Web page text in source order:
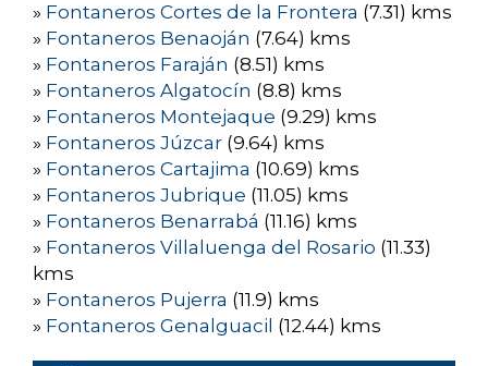
» Fontaneros Cortes de la Frontera (7.31) kms
» Fontaneros Benaoján (7.64) kms
» Fontaneros Faraján (8.51) kms
» Fontaneros Algatocín (8.8) kms
» Fontaneros Montejaque (9.29) kms
» Fontaneros Júzcar (9.64) kms
» Fontaneros Cartajima (10.69) kms
» Fontaneros Jubrique (11.05) kms
» Fontaneros Benarrabá (11.16) kms
» Fontaneros Villaluenga del Rosario (11.33)
kms
» Fontaneros Pujerra (11.9) kms
» Fontaneros Genalguacil (12.44) kms